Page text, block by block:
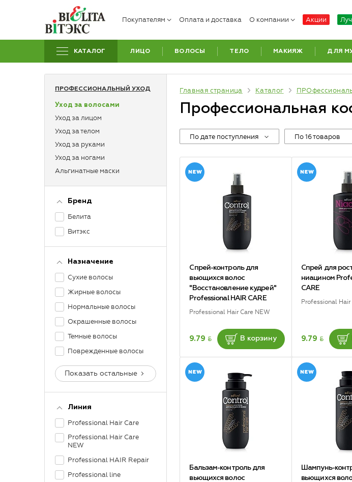
Покупателям Оплата и доставка О компании Акции
КАТАЛОГ ЛИЦО ВОЛОСЫ ТЕЛО МАКИЯЖ ДЛЯ
ПРОФЕССИОНАЛЬНЫЙ УХОД
Уход за волосами
Уход за лицом
Уход за телом
Уход за руками
Уход за ногами
Альгинатные маски
Бренд
Белита
Витэкс
Назначение
Сухие волосы
Жирные волосы
Нормальные волосы
Окрашенные волосы
Темные волосы
Поврежденные волосы
Показать остальные
Линия
Professional Hair Care
Professional Hair Care
NEW
Professional HAIR Repair
Professional line
Главная страница Каталог
Профессиональная
По дате поступления По 16 товаров
Спрей-контроль для
вьющихся волос
"Восстановление кудрей"
Professional HAIR CARE
Professional Hair Care NEW
9.79BYN В корзину
Спрей для
ниацином
CARE
Professional Hair
9.79BYN
Бальзам-контроль для
вьющихся волос
Шампунь-
вьющихся